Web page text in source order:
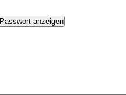
Passwort anzeigen